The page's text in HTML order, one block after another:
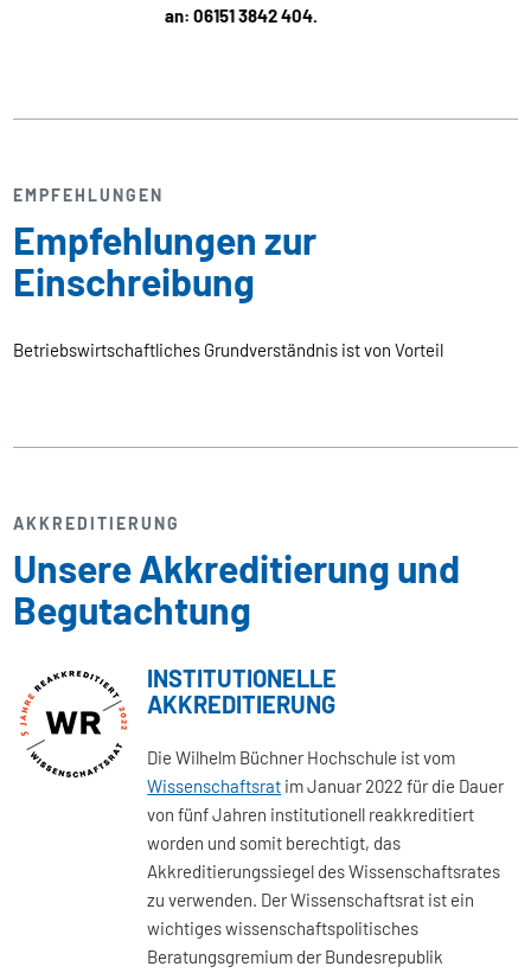
an: 06151 3842 404.
EMPFEHLUNGEN
Empfehlungen zur
Einschreibung
Betriebswirtschaftliches Grundverständnis ist von Vorteil
AKKREDITIERUNG
Unsere Akkreditierung und
Begutachtung
INSTITUTIONELLE
AKKREDITIERUNG
Die Wilhelm Büchner Hochschule ist vom
Wissenschaftsrat im Januar 2022 für die Dauer
von fünf Jahren institutionell reakkreditiert
worden und somit berechtigt, das
Akkreditierungssiegel des Wissenschaftsrates
zu verwenden. Der Wissenschaftsrat ist ein
wichtiges wissenschaftspolitisches
Beratungsgremium der Bundesrepublik